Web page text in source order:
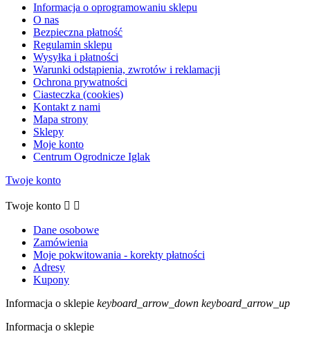
Informacja o oprogramowaniu sklepu
O nas
Bezpieczna płatność
Regulamin sklepu
Wysyłka i płatności
Warunki odstąpienia, zwrotów i reklamacji
Ochrona prywatności
Ciasteczka (cookies)
Kontakt z nami
Mapa strony
Sklepy
Moje konto
Centrum Ogrodnicze Iglak
Twoje konto
Twoje konto  
Dane osobowe
Zamówienia
Moje pokwitowania - korekty płatności
Adresy
Kupony
Informacja o sklepie keyboard_arrow_down keyboard_arrow_up
Informacja o sklepie